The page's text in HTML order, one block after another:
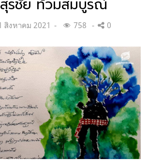
รชัย ท้วมสมบูรณ์
สิงหาคม 2021 758 0